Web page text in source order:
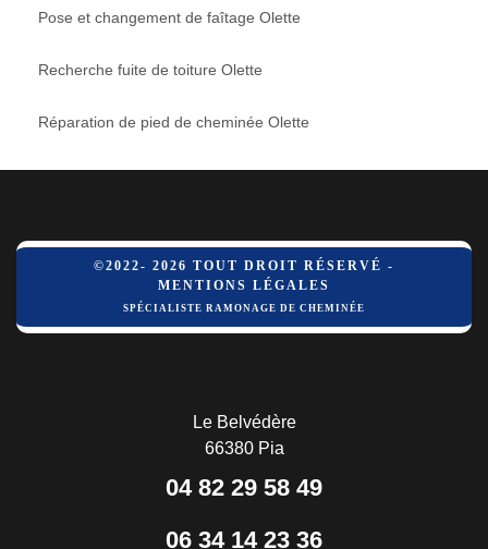
Pose et changement de faîtage Olette
Recherche fuite de toiture Olette
Réparation de pied de cheminée Olette
©2022- 2026 TOUT DROIT RÉSERVÉ -
MENTIONS LÉGALES
SPÉCIALISTE RAMONAGE DE CHEMINÉE
Le Belvédère
66380 Pia
04 82 29 58 49
06 34 14 23 36